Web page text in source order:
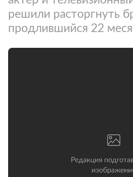
решили расторгнуть
продлившийся 22